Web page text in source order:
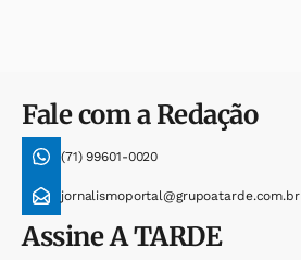
Fale com a Redação
(71) 99601-0020
jornalismoportal@grupoatarde.com.br
AssineA TARDE